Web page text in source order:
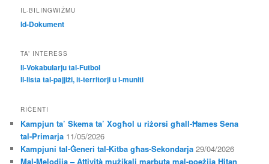
IL-BILINGWIŻMU
Id-Dokument
TA’ INTERESS
Il-Vokabularju tal-Futbol
Il-lista tal-pajjiżi, it-territorji u l-muniti
RIĊENTI
Kampjun ta’ Skema ta’ Xogħol u riżorsi għall-Ħames Sena
tal-Primarja 11/05/2026
Kampjuni tal-Ġeneri tal-Kitba għas-Sekondarja 29/04/2026
Mal-Melodija – Attività mużikali marbuta mal-poeżija Ħitan